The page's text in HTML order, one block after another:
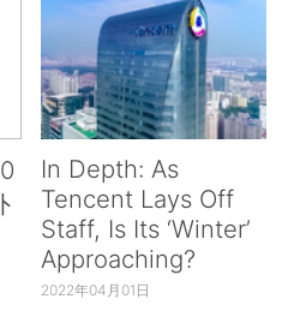
In Depth: As
Tencent Lays Off
Staff, Is Its ‘Winter’
Approaching?
2022年04月01日